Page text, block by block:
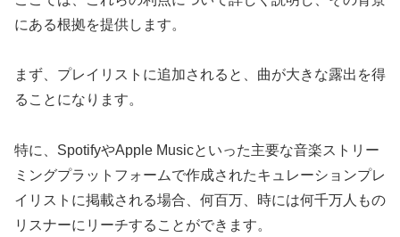
にある根拠を提供します。
まず、プレイリストに追加されると、曲が大きな露出を得
ることになります。
特に、SpotifyやApple Musicといった主要な音楽ストリー
ミングプラットフォームで作成されたキュレーションプレ
イリストに掲載される場合、何百万、時には何千万人もの
リスナーにリーチすることができます。